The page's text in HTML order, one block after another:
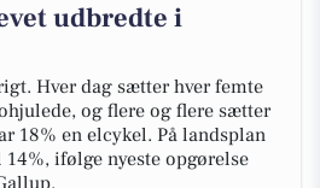
udbredte i
Hver dag sætter hver femte
og flere og flere sætter
18% en elcykel. På landsplan
ifølge nyeste opgørelse